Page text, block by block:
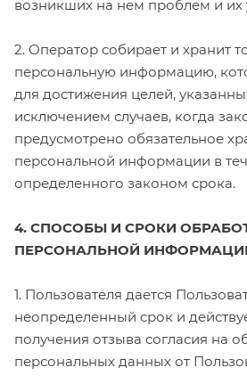
возникших на нем проблем и их
2. Оператор собирает и хранит
персональную информацию,
для достижения целей, указанных
исключением случаев, когда
предусмотрено обязательное
персональной информации в
определенного законом срока.
4. СПОСОБЫ И СРОКИ
ПЕРСОНАЛЬНОЙ
1. Пользователя дается
неопределенный срок и
получения отзыва согласия на
персональных данных от